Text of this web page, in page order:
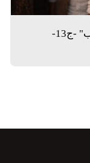
قصة "وعد بين الضباب" -ج13-